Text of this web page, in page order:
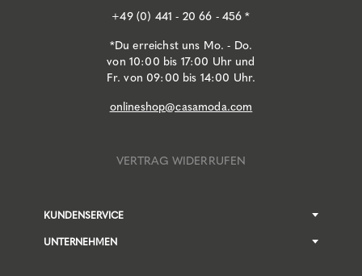
+49 (0) 441 - 20 66 - 456 *
*Du erreichst uns Mo. - Do.
von 10:00 bis 17:00 Uhr und
Fr. von 09:00 bis 14:00 Uhr.
onlineshop@casamoda.com
VERTRAG WIDERRUFEN
KUNDENSERVICE
UNTERNEHMEN